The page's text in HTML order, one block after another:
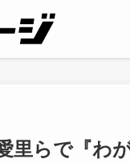
里らで『わ